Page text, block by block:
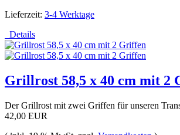
Lieferzeit: 3-4 Werktage
Details
Grillrost 58,5 x 40 cm mit 2
Der Grillrost mit zwei Griffen für unseren
42,00 EUR